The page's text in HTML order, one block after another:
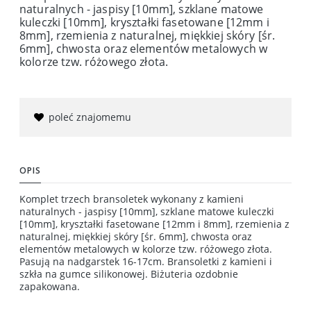
naturalnych - jaspisy [10mm], szklane matowe
kuleczki [10mm], kryształki fasetowane [12mm i
8mm], rzemienia z naturalnej, miękkiej skóry [śr.
6mm], chwosta oraz elementów metalowych w
kolorze tzw. różowego złota.
poleć znajomemu
OPIS
Komplet trzech bransoletek wykonany z kamieni
naturalnych - jaspisy [10mm], szklane matowe kuleczki
[10mm], kryształki fasetowane [12mm i 8mm], rzemienia z
naturalnej, miękkiej skóry [śr. 6mm], chwosta oraz
elementów metalowych w kolorze tzw. różowego złota.
Pasują na nadgarstek 16-17cm. Bransoletki z kamieni i
szkła na gumce silikonowej. Biżuteria ozdobnie
zapakowana.